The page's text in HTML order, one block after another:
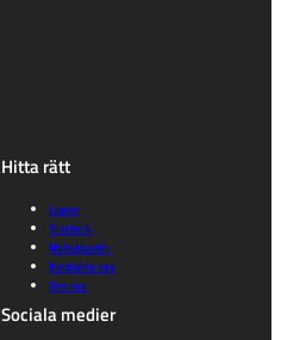
Hitta rätt
Lagen
Statistik
Nyhetsarkiv
Kontakta oss
Om oss
Sociala medier